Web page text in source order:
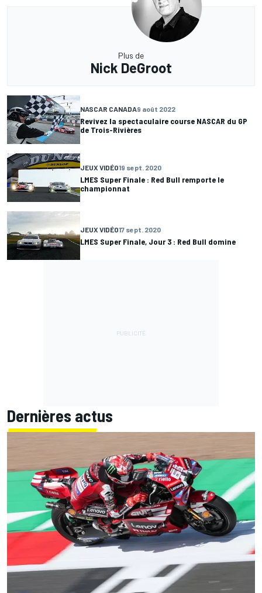
Plus de
Nick DeGroot
NASCAR CANADA9 août 2022
Revivez la spectaculaire course NASCAR du GP
de Trois-Rivières
JEUX VIDÉO19 sept. 2020
LMES Super Finale : Red Bull remporte le
championnat
JEUX VIDÉO17 sept. 2020
LMES Super Finale, Jour 3 : Red Bull domine
Dernières actus